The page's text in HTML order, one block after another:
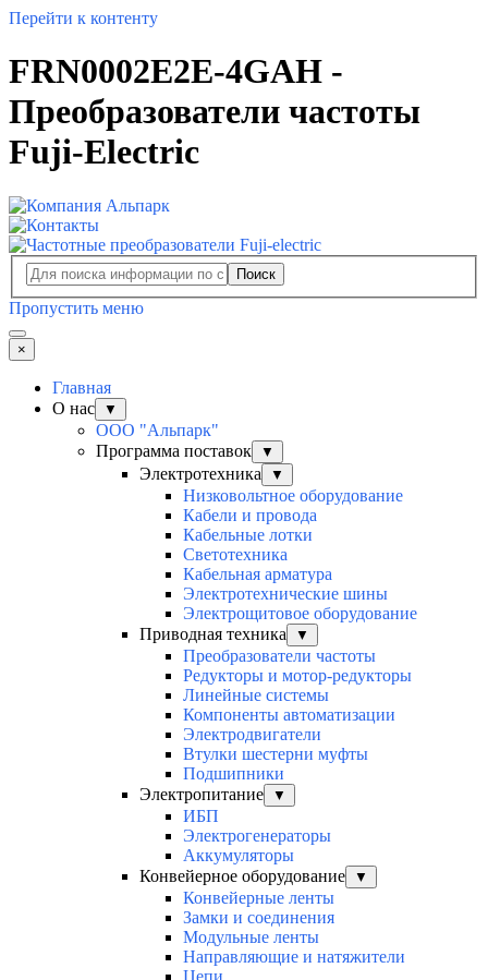
Перейти к контенту
FRN0002E2E-4GAH -
Преобразователи частоты
Fuji-Electric
Поиск
Пропустить меню
×
Главная
О нас
▼
ООО "Альпарк"
Программа поставок
▼
Электротехника ▼
Низковольтное оборудование
Кабели и провода
Кабельные лотки
Светотехника
Кабельная арматура
Электротехнические шины
Электрощитовое оборудование
Приводная техника
▼
Преобразователи частоты
Редукторы и мотор-редукторы
Линейные системы
Компоненты автоматизации
Электродвигатели
Втулки шестерни муфты
Подшипники
Электропитание
▼
ИБП
Электрогенераторы
Аккумуляторы
Конвейерное оборудование
▼
Конвейерные ленты
Замки и соединения
Модульные ленты
Направляющие и натяжители